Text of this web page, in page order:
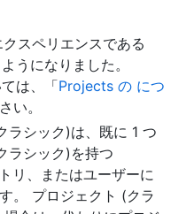
スペリエンスである
うになりました。
は、「Projects の につ
い。
ラシック)は、既に 1 つ
ラシック)を持つ
リ、またはユーザーに
。 プロジェクト (クラ